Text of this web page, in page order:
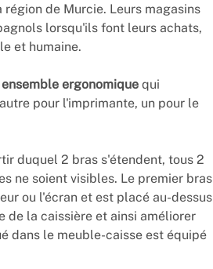
de Murcie. Leurs magasins
lorsqu'ils font leurs achats,
et humaine.
ensemble ergonomique qui
pour l'imprimante, un pour le
duquel 2 bras s'étendent, tous 2
ne soient visibles. Le premier bras
ou l'écran et est placé au-dessus
de la caissière et ainsi améliorer
dans le meuble-caisse est équipé